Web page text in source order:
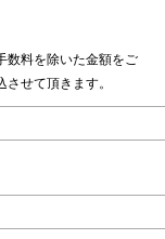
数料を除いた金額をご
せて頂きます。